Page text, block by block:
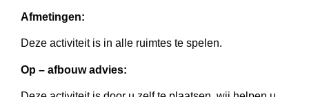
Afmetingen:
Deze activiteit is in alle ruimtes te spelen.
Op – afbouw advies: